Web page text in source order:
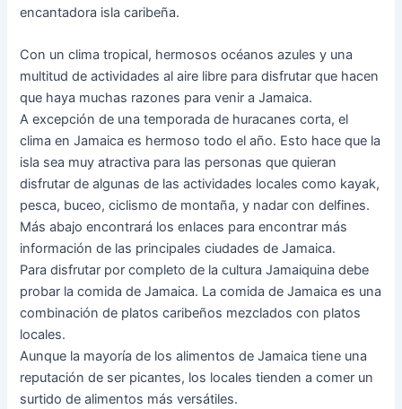
encantadora isla caribeña.
Con un clima tropical, hermosos océanos azules y una
multitud de actividades al aire libre para disfrutar que hacen
que haya muchas razones para venir a Jamaica.
A excepción de una temporada de huracanes corta, el
clima en Jamaica es hermoso todo el año. Esto hace que la
isla sea muy atractiva para las personas que quieran
disfrutar de algunas de las actividades locales como kayak,
pesca, buceo, ciclismo de montaña, y nadar con delfines.
Más abajo encontrará los enlaces para encontrar más
información de las principales ciudades de Jamaica.
Para disfrutar por completo de la cultura Jamaiquina debe
probar la comida de Jamaica. La comida de Jamaica es una
combinación de platos caribeños mezclados con platos
locales.
Aunque la mayoría de los alimentos de Jamaica tiene una
reputación de ser picantes, los locales tienden a comer un
surtido de alimentos más versátiles.